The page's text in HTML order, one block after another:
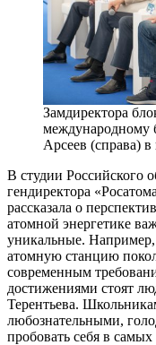
Замдиректора
международному
Арсеев (справа)
В студии Российского
гендиректора
рассказала о
атомной энергетике
уникальные.
атомную станцию
современным
достижениями стоят
Терентьева.
любознательными,
пробовать себя в